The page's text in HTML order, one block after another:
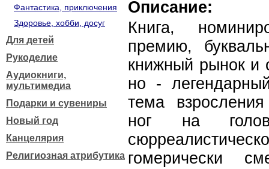
Фантастика, приключения
Здоровье, хобби, досуг
Для детей
Рукоделие
Аудиокниги,
мультимедиа
Подарки и сувениры
Новый год
Канцелярия
Религиозная атрибутика
Описание:
Книга,
премию,
книжный рынок и
но -
тема
ног на
гомерически